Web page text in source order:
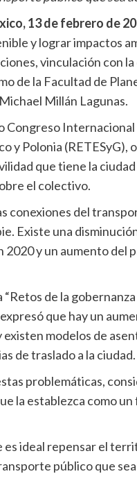
13 de febrero de
y lograr impactos
vinculación con
de la Facultad de
Millán Lagunas.
Congreso
y Polonia
que tiene la
el colectivo.
conexiones del
Existe una
2020 y un aumento del
de la
que hay un
existen modelos de
de traslado a la ciudad.
problemáticas,
la establezca como
es ideal repensar el
público que